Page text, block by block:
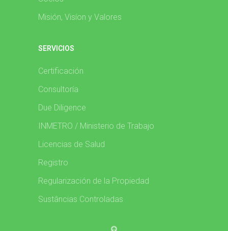
Misión, Visíon y Valores
SERVICIOS
Certificación
Consultoría
Due Diligence
INMETRO / Ministerio de Trabajo
Licencias de Salud
Registro
Regularización de la Propiedad
Sustâncias Controladas